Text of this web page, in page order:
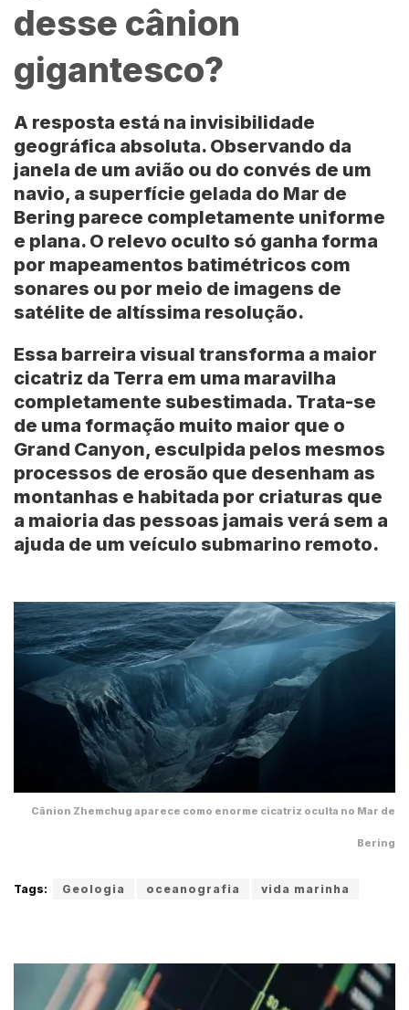
desse cânion
gigantesco?
A resposta está na invisibilidade
geográfica absoluta. Observando da
janela de um avião ou do convés de um
navio, a superfície gelada do Mar de
Bering parece completamente uniforme
e plana. O relevo oculto só ganha forma
por mapeamentos batimétricos com
sonares ou por meio de imagens de
satélite de altíssima resolução.
Essa barreira visual transforma a maior
cicatriz da Terra em uma maravilha
completamente subestimada. Trata-se
de uma formação muito maior que o
Grand Canyon, esculpida pelos mesmos
processos de erosão que desenham as
montanhas e habitada por criaturas que
a maioria das pessoas jamais verá sem a
ajuda de um veículo submarino remoto.
Cânion Zhemchug aparece como enorme cicatriz oculta no Mar de
Bering
Tags: Geologia oceanografia vida marinha